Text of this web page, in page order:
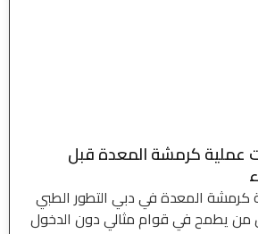
كرمشة المعدة قبل
المعدة في دبي التطور الطبي
كل من يطمح في قوام مثالي دون الدخول